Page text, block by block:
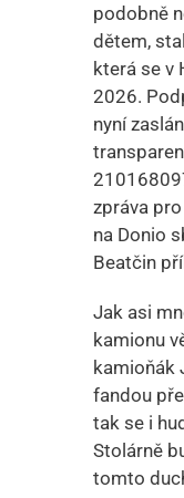
podobně
dětem,
která se v
2026.
nyní
zpráva
na Donio
Beatčin
Jak asi
kamionu
kamioňák
fandou
tak se i
Stolárně
tomto